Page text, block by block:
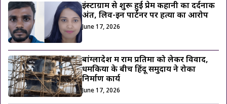
इंस्टाग्राम से शुरू हुई प्रेम कहानी का दर्दनाक
अंत, लिव-इन पार्टनर पर हत्या का आरोप
June 17, 2026
बांग्लादेश में राम प्रतिमा को लेकर विवाद,
धमकियों के बीच हिंदू समुदाय ने रोका
निर्माण कार्य
June 17, 2026